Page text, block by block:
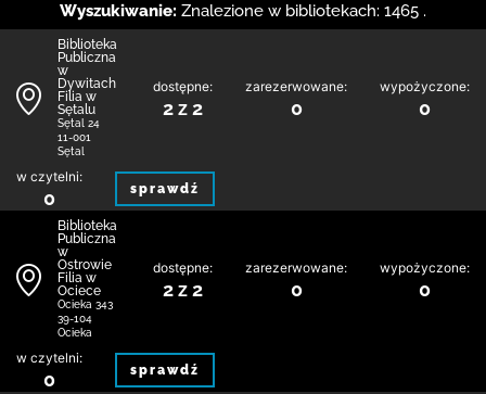
Wyszukiwanie: Znalezione w bibliotekach: 1465 .
Biblioteka
Publiczna
w
Dywitach
Filia w
Sętalu
Sętal 24
11-001
Sętal
dostępne:
2 z 2
zarezerwowane:
0
wypożyczone:
0
w czytelni:
0 sprawdź
Biblioteka
Publiczna
w
Ostrowie
Filia w
Ociece
Ocieka 343
39-104
Ocieka
dostępne:
2 z 2
zarezerwowane:
0
wypożyczone:
0
w czytelni:
0 sprawdź